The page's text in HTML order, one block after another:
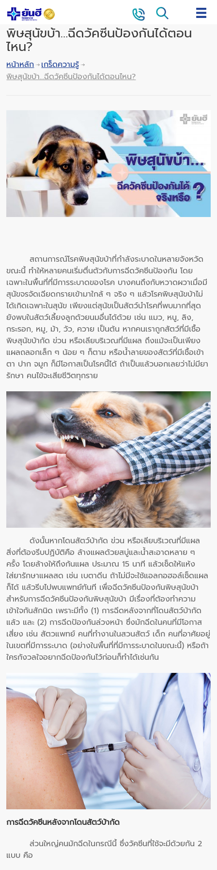
พิษสุนัขบ้า…ฉีดวัคซีนป้องกันได้ตอน
ไหน?
หน้าหลัก
เกร็ดความรู้
พิษสุนัขบ้า…ฉีดวัคซีนป้องกันได้ตอนไหน?
สถานการณ์โรคพิษสุนัขบ้าที่กำลังระบาดในหลายจังหวัด
ขณะนี้ ทำให้หลายคนเริ่มตื่นตัวกับการฉีดวัคซีนป้องกัน โดย
เฉพาะในพื้นที่ที่มีการระบาดของโรค บางคนถึงกับหวาดผวาเมื่อมี
สุนัขจรจัดเฉียดกรายเข้ามาใกล้ ๆ จริง ๆ แล้วโรคพิษสุนัขบ้าไม่
ได้เกิดเฉพาะในสุนัข เพียงแต่สุนัขเป็นสัตว์นำโรคที่พบมากที่สุด
ยังพบในสัตว์เลี้ยงลูกด้วยนมอื่นได้ด้วย เช่น แมว, หนู, ลิง,
กระรอก, หมู, ม้า, วัว, ควาย เป็นต้น หากคนเราถูกสัตว์ที่มีเชื้อ
พิษสุนัขบ้ากัด ข่วน หรือเลียบริเวณที่มีแผล ถึงแม้จะเป็นเพียง
แผลถลอกเล็ก ๆ น้อย ๆ ก็ตาม หรือน้ำลายของสัตว์ที่มีเชื้อเข้า
ตา ปาก จมูก ก็มีโอกาสเป็นโรคนี้ได้ ถ้าเป็นแล้วบอกเลยว่าไม่มียา
รักษา คนไข้จะเสียชีวิตทุกราย
ดังนั้นหากโดนสัตว์บ้ากัด ข่วน หรือเลียบริเวณที่มีแผล
สิ่งที่ต้องรีบปฏิบัติคือ ล้างแผลด้วยสบู่และน้ำสะอาดหลาย ๆ
ครั้ง โดยล้างให้ถึงก้นแผล ประมาณ 15 นาที แล้วเช็ดให้แห้ง
ใส่ยารักษาแผลสด เช่น เบตาดีน ถ้าไม่มีจะใช้แอลกอฮอล์เช็ดแผล
ก็ได้ แล้วรีบไปพบแพทย์ทันที เพื่อฉีดวัคซีนป้องกันพิษสุนัขบ้า
สำหรับการฉีดวัคซีนป้องกันพิษสุนัขบ้า มีเรื่องที่ต้องทำความ
เข้าใจกันสักนิด เพราะมีทั้ง (1) การฉีดหลังจากที่โดนสัตว์บ้ากัด
แล้ว และ (2) การฉีดป้องกันล่วงหน้า ซึ่งมักฉีดในคนที่มีโอกาส
เสี่ยง เช่น สัตวแพทย์ คนที่ทำงานในสวนสัตว์ เด็ก คนที่อาศัยอยู่
ในเขตที่มีการระบาด (อย่างในพื้นที่ที่มีการระบาดในขณะนี้) หรือถ้า
ใครกังวลใจอยากฉีดป้องกันไว้ก่อนก็ทำได้เช่นกัน
การฉีดวัคซีนหลังจากโดนสัตว์บ้ากัด
ส่วนใหญ่คนมักฉีดในกรณีนี้ ซึ่งวัคซีนที่ใช้จะมีด้วยกัน 2
แบบ คือ